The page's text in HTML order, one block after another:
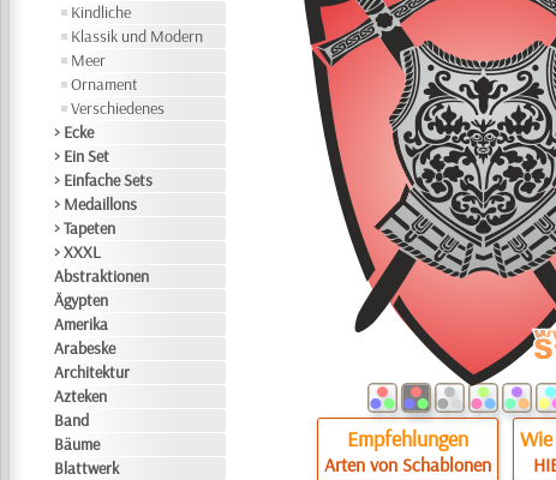
Kindliche
Klassik und Modern
Meer
Ornament
Verschiedenes
> Ecke
> Ein Set
> Einfache Sets
> Medaillons
> Tapeten
> XXXL
Abstraktionen
Ägypten
Amerika
Arabeske
Architektur
Azteken
Band
Bäume
Blattwerk
Empfehlungen
Arten von Schablonen